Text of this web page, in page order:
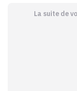
La suite de